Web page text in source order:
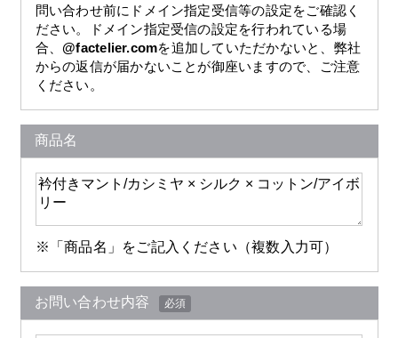
問い合わせ前にドメイン指定受信等の設定をご確認く
ださい。ドメイン指定受信の設定を行われている場
合、@factelier.comを追加していただかないと、弊社
からの返信が届かないことが御座いますので、ご注意
ください。
商品名
※「商品名」をご記入ください（複数入力可）
お問い合わせ内容 必須